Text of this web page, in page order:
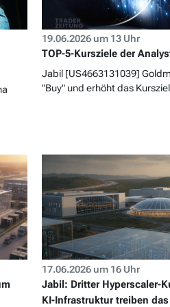
19.06.2026 um 13 Uhr
TOP-5-Kursziele der
Jabil [US4663131039]
"Buy" und erhöht das
17.06.2026 um 16 Uhr
Jabil: Dritter Hyperscaler-
KI-Infrastruktur treiben